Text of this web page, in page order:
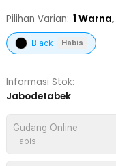
Pilihan Varian: 1 Warna,
Black Habis
Informasi Stok:
Jabodetabek
Gudang Online
Habis